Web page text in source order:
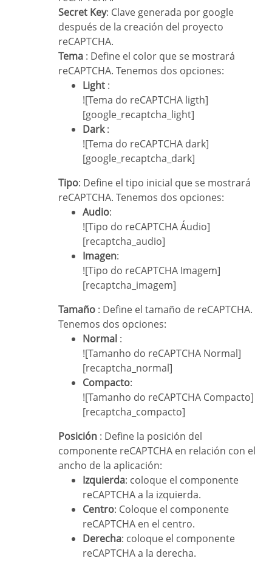
Secret Key: Clave generada por google
después de la creación del proyecto
reCAPTCHA.
Tema : Define el color que se mostrará
reCAPTCHA. Tenemos dos opciones:
Light :
![Tema do reCAPTCHA ligth]
[google_recaptcha_light]
Dark:
![Tema do reCAPTCHA dark]
[google_recaptcha_dark]
Tipo: Define el tipo inicial que se mostrará
reCAPTCHA. Tenemos dos opciones:
Audio:
![Tipo do reCAPTCHA Áudio]
[recaptcha_audio]
Imagen:
![Tipo do reCAPTCHA Imagem]
[recaptcha_imagem]
Tamaño : Define el tamaño de reCAPTCHA.
Tenemos dos opciones:
Normal :
![Tamanho do reCAPTCHA Normal]
[recaptcha_normal]
Compacto:
![Tamanho do reCAPTCHA Compacto]
[recaptcha_compacto]
Posición : Define la posición del
componente reCAPTCHA en relación con el
ancho de la aplicación:
Izquierda: coloque el componente
reCAPTCHA a la izquierda.
Centro: Coloque el componente
reCAPTCHA en el centro.
Derecha: coloque el componente
reCAPTCHA a la derecha.